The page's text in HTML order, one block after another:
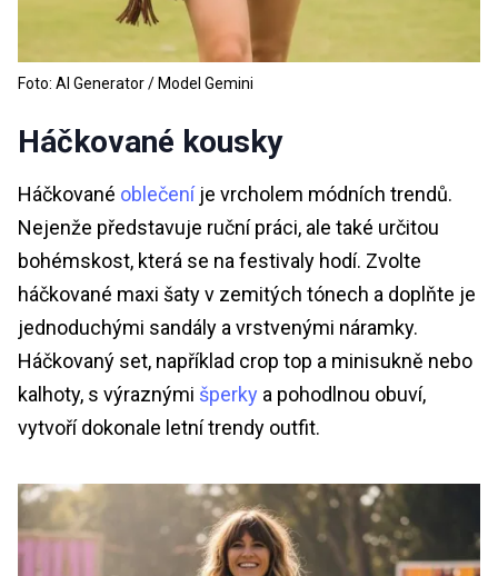
Foto: AI Generator / Model Gemini
Háčkované kousky
Háčkované oblečeníje vrcholem módních trendů.
Nejenže představuje ruční práci, ale také určitou
bohémskost, která se na festivaly hodí. Zvolte
háčkované maxi šaty v zemitých tónech a doplňte je
jednoduchými sandály a vrstvenými náramky.
Háčkovaný set, například crop top a minisukně nebo
kalhoty, s výraznými šperky a pohodlnou obuví,
vytvoří dokonale letní trendy outfit.